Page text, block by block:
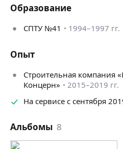
Установка сантехники
машины, сборка и установка
Образование
СПТУ №41 1994–1997 гг.
Опыт
Строительная компания
Концерн»
2015–2019 гг.
На сервисе с сентября
Альбомы 8